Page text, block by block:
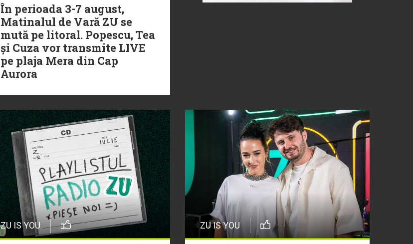
În perioada 3-7 august,
Matinalul de Vară ZU se
mută pe litoral. Popescu, Tea
și Cuza vor transmite LIVE
pe plaja Mera din Cap
Aurora
ZU IS YOU ZU IS YOU